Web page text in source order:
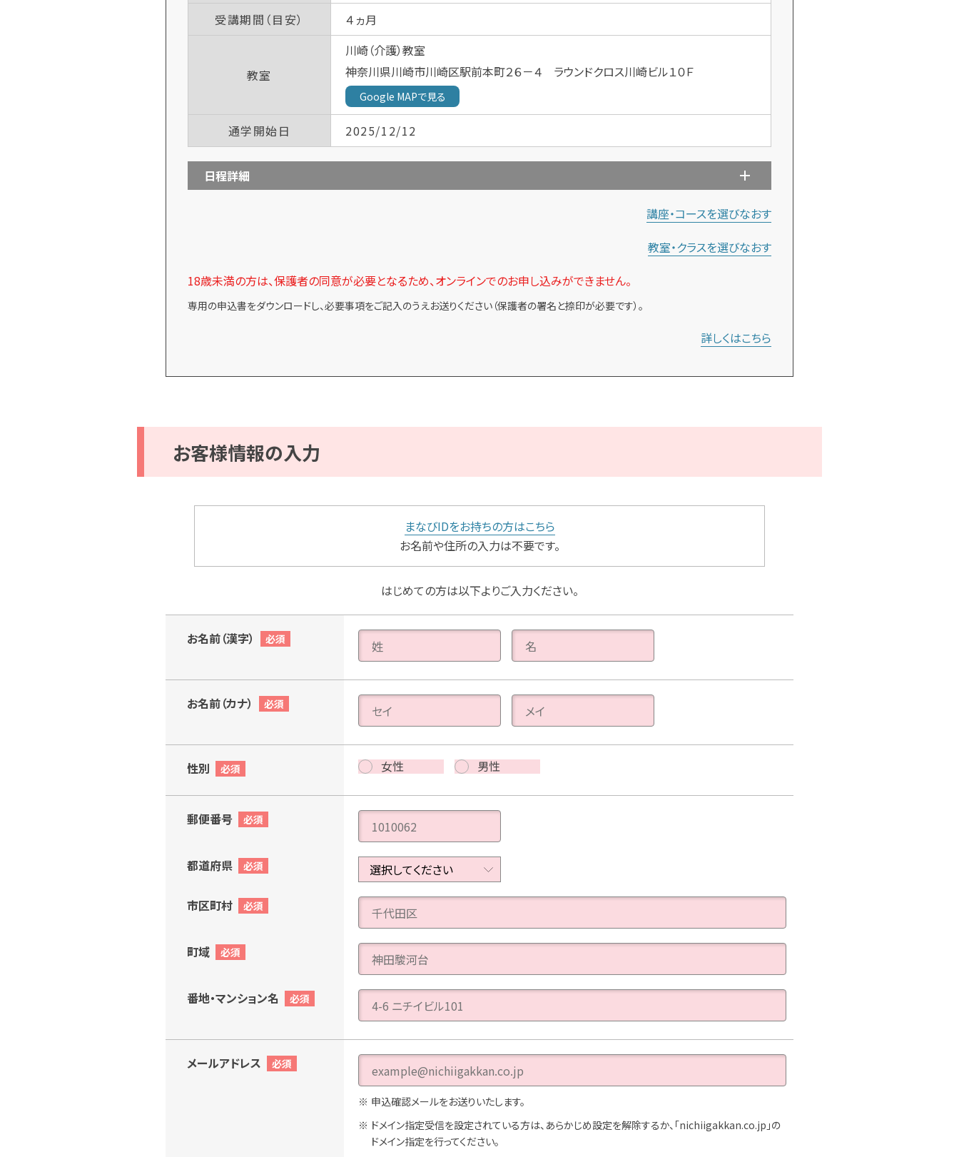
受講期間（目安） ４ヵ月
教室
川崎（介護）教室
神奈川県川崎市川崎区駅前本町２６－４ ラウンドクロス川崎ビル１０Ｆ
Google MAPで見る
通学開始日 2025/12/12
日程詳細
講座・コースを選びなおす
教室・クラスを選びなおす
18歳未満の方は、保護者の同意が必要となるため、オンラインでのお申し込みができません。
専用の申込書をダウンロードし、必要事項をご記入のうえお送りください（保護者の署名と捺印が必要です）。
詳しくはこちら
お客様情報の入力
まなびIDをお持ちの方はこちら
お名前や住所の入力は不要です。
はじめての方は以下よりご入力ください。
お名前（漢字）
お名前（カナ）
性別 女性 男性
郵便番号
都道府県
市区町村
町域
番地・マンション名
メールアドレス
申込確認メールをお送りいたします。
ドメイン指定受信を設定されている方は、あらかじめ設定を解除するか、「nichiigakkan.co.jp」の
ドメイン指定を行ってください。